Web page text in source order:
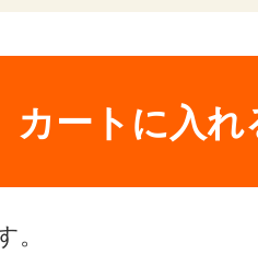
カートに入れ
。